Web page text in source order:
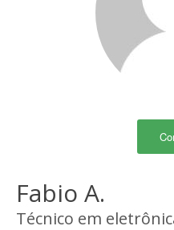
Fabio A.
Técnico em